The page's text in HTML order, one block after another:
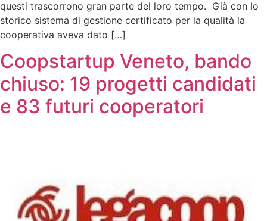
questi trascorrono gran parte del loro tempo. Già con lo
storico sistema di gestione certificato per la qualità la
cooperativa aveva dato […]
Coopstartup Veneto, bando
chiuso: 19 progetti candidati
e 83 futuri cooperatori